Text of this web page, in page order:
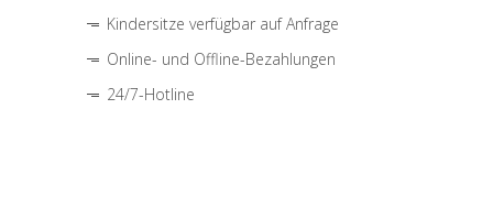
Kindersitze verfügbar auf Anfrage
Online- und Offline-Bezahlungen
24/7-Hotline